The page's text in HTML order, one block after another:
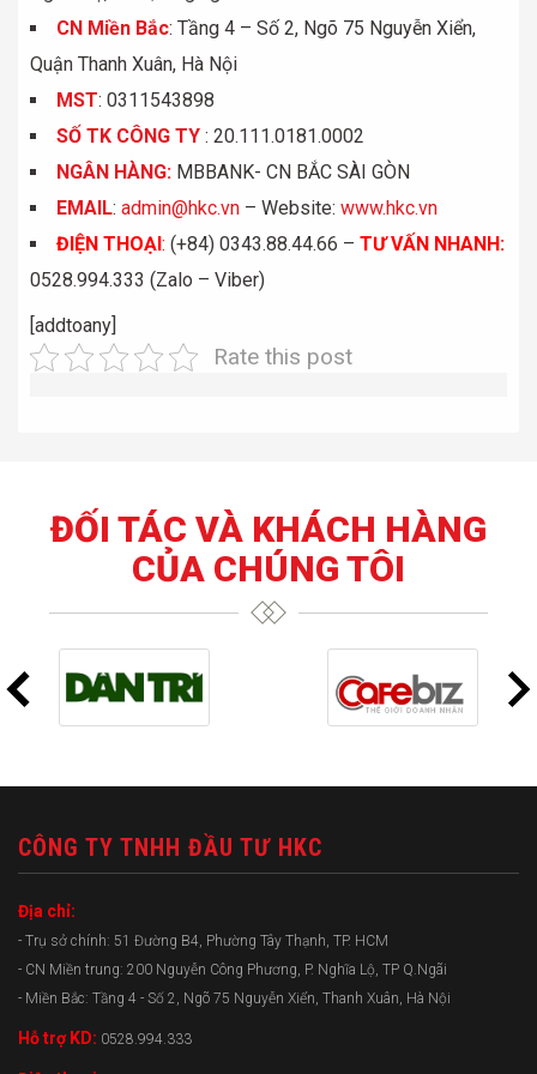
CN Miền Bắc: Tầng 4 – Số 2, Ngõ 75 Nguyễn Xiển,
Quận Thanh Xuân, Hà Nội
MST: 0311543898
SỐ TK CÔNG TY : 20.111.0181.0002
NGÂN HÀNG: MBBANK- CN BẮC SÀI GÒN
EMAIL: admin@hkc.vn – Website: www.hkc.vn
ĐIỆN THOẠI: (+84) 0343.88.44.66 – TƯ VẤN NHANH:
0528.994.333 (Zalo – Viber)
[addtoany]
Rate this post
ĐỐI TÁC VÀ KHÁCH HÀNG
CỦA CHÚNG TÔI
CÔNG TY TNHH ĐẦU TƯ HKC
Địa chỉ:
- Trụ sở chính: 51 Đường B4, Phường Tây Thạnh, TP. HCM
- CN Miền trung: 200 Nguyễn Công Phương, P. Nghĩa Lộ, TP Q.Ngãi
- Miền Bắc: Tầng 4 - Số 2, Ngõ 75 Nguyễn Xiển, Thanh Xuân, Hà Nội
Hỗ trợ KD: 0528.994.333